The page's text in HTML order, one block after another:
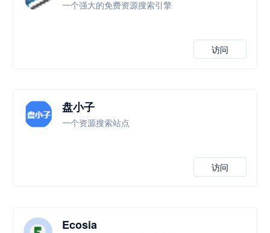
一个强大的免费资源搜索引擎
访问
盘小子
一个资源搜索站点
访问
Ecosia